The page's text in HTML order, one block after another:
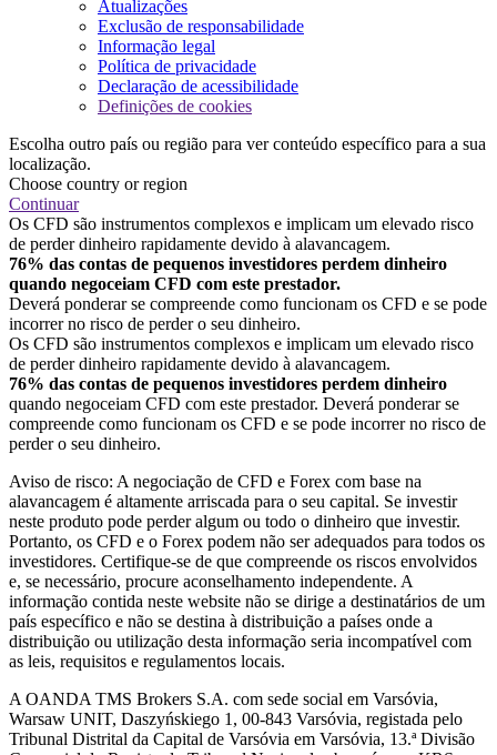
Atualizações
Exclusão de responsabilidade
Informação legal
Política de privacidade
Declaração de acessibilidade
Definições de cookies
Escolha outro país ou região para ver conteúdo específico para a sua
localização.
Choose country or region
Continuar
Os CFD são instrumentos complexos e implicam um elevado risco
de perder dinheiro rapidamente devido à alavancagem.
76% das contas de pequenos investidores perdem dinheiro
quando negoceiam CFD com este prestador.
Deverá ponderar se compreende como funcionam os CFD e se pode
incorrer no risco de perder o seu dinheiro.
Os CFD são instrumentos complexos e implicam um elevado risco
de perder dinheiro rapidamente devido à alavancagem.
76% das contas de pequenos investidores perdem dinheiro
quando negoceiam CFD com este prestador. Deverá ponderar se
compreende como funcionam os CFD e se pode incorrer no risco de
perder o seu dinheiro.
Aviso de risco: A negociação de CFD e Forex com base na
alavancagem é altamente arriscada para o seu capital. Se investir
neste produto pode perder algum ou todo o dinheiro que investir.
Portanto, os CFD e o Forex podem não ser adequados para todos os
investidores. Certifique-se de que compreende os riscos envolvidos
e, se necessário, procure aconselhamento independente. A
informação contida neste website não se dirige a destinatários de um
país específico e não se destina à distribuição a países onde a
distribuição ou utilização desta informação seria incompatível com
as leis, requisitos e regulamentos locais.
A OANDA TMS Brokers S.A. com sede social em Varsóvia,
Warsaw UNIT, Daszyńskiego 1, 00-843 Varsóvia, registada pelo
Tribunal Distrital da Capital de Varsóvia em Varsóvia, 13.ª Divisão